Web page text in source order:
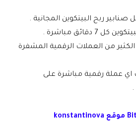
ربح البيتكوين المجانية .
7 دقائق مباشرة .
من العملات الرقمية المشفرة
عملة رقمية مباشرة على